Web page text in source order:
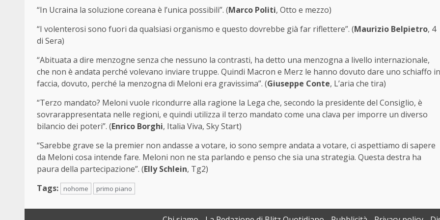
“In Ucraina la soluzione coreana è l’unica possibili”. (Marco Politi, Otto e mezzo)
“I volenterosi sono fuori da qualsiasi organismo e questo dovrebbe già far riflettere”. (Maurizio Belpietro, 4
di Sera)
“Abituata a dire menzogne senza che nessuno la contrasti, ha detto una menzogna a livello internazionale,
che non è andata perché volevano inviare truppe. Quindi Macron e Merz le hanno dovuto dare uno schiaffo in
faccia, dovuto, perché la menzogna di Meloni era gravissima”. (Giuseppe Conte, L’aria che tira)
“Terzo mandato? Meloni vuole ricondurre alla ragione la Lega che, secondo la presidente del Consiglio, è
sovrarappresentata nelle regioni, e quindi utilizza il terzo mandato come una clava per imporre un diverso
bilancio dei poteri”. (Enrico Borghi, Italia Viva, Sky Start)
“Sarebbe grave se la premier non andasse a votare, io sono sempre andata a votare, ci aspettiamo di sapere
da Meloni cosa intende fare. Meloni non ne sta parlando e penso che sia una strategia. Questa destra ha
paura della partecipazione”. (Elly Schlein, Tg2)
Tags:
nohome primo piano